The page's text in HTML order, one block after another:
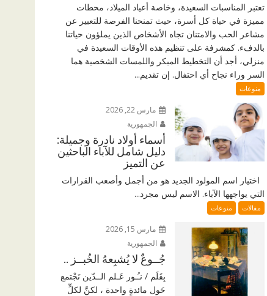
تعتبر المناسبات السعيدة، وخاصة أعياد الميلاد، محطات
مميزة في حياة كل أسرة، حيث تمنحنا الفرصة للتعبير عن
مشاعر الحب والامتنان تجاه الأشخاص الذين يملؤون حياتنا
بالدفء. كمشرفة على تنظيم هذه الأوقات السعيدة في
منزلي، أجد أن التخطيط المبكر واللمسات الشخصية هما
السر وراء نجاح أي احتفال. إن تقديم...
منوعات
مارس 22, 2026
الجمهورية
أسماء أولاد نادرة وجميلة:
دليل شامل للآباء الباحثين
عن التميز
اختيار اسم المولود الجديد هو من أجمل وأصعب القرارات
التي يواجهها الآباء. الاسم ليس مجرد...
مقالات منوعات
مارس 15, 2026
الجمهورية
جُــوعٌ لا يُشبِعهُ الخُبــز ..
بِقَلَم / نـُـور عَـلم الــدّين نَجْتمع
حَول مائدةٍ واحدة ، لكنَّ لكلٍّ